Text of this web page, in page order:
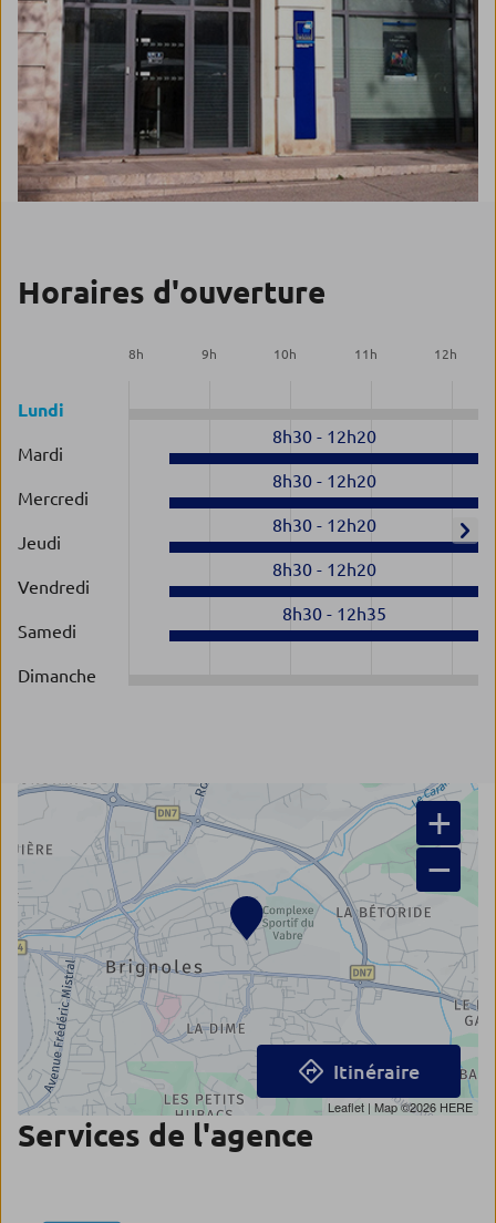
Horaires d'ouverture
8h 9h 10h 11 h 12h
Lundi
Mardi
8h30- 12h20
Mercredi
8h30- 12h20
Jeudi
8h30- 12h20
Vendredi
8h30- 12h20
Samedi
8h30 - 12h35
Dimanche
+
−
Leaflet | Map ©2026 HERE
Itinéraire
Services de l'agence